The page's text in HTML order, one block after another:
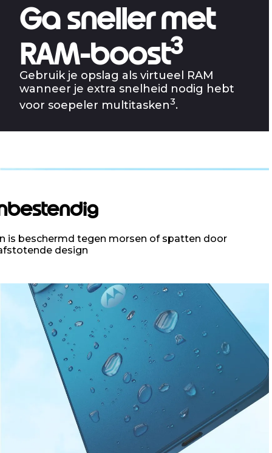
Ga sneller met
RAM-boost3
Gebruik je opslag als virtueel RAM
wanneer je extra snelheid nodig hebt
voor soepeler multitasken3.
is beschermd tegen morsen of spatten door
design